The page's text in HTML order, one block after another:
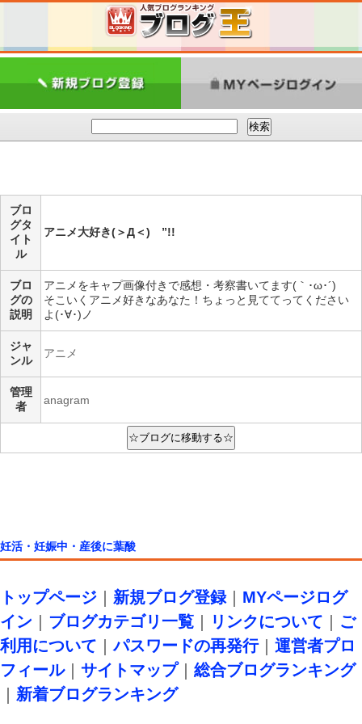
ブロ
グタ
イト
ル
アニメ大好き(＞Д＜)ゝ”!!
ブロ
グの
説明
アニメをキャプ画像付きで感想・考察書いてます(｀･ω･´)
そこいくアニメ好きなあなた！ちょっと見ててってください
よ(･∀･)ノ
ジャ
ンル
アニメ
管理
者
anagram
妊活・妊娠中・産後に葉酸
トップページ 新規ブログ登録｜ MYページログ
イン
ブログカテゴリ一覧 リンクについて
ご
利用について ｜パスワードの再発行｜ 運営者プロ
フィール｜ サイトマップ｜ 総合ブログランキング
新着ブログランキング